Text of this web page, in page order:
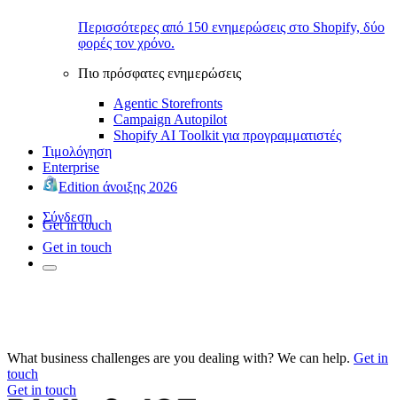
Περισσότερες από 150 ενημερώσεις στο Shopify, δύο
φορές τον χρόνο.
Πιο πρόσφατες ενημερώσεις
Agentic Storefronts
Campaign Autopilot
Shopify AI Toolkit για προγραμματιστές
Τιμολόγηση
Enterprise
Edition άνοιξης 2026
Σύνδεση
Get in touch
Get in touch
What business challenges are you dealing with? We can help. Get in
touch
Get in touch